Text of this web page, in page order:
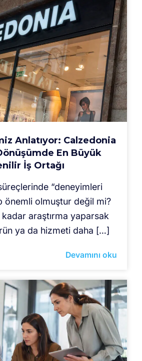
Anlatıyor: Calzedonia
En Büyük
İş Ortağı
“deneyimleri
önemli olmuştur değil mi?
araştırma yaparsak
ya da hizmeti daha […]
Devamını oku